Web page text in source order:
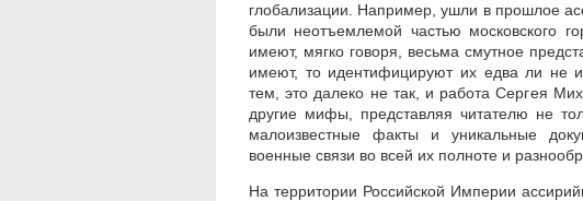
глобализации. Например, ушли в прошлое
были неотъемлемой частью московского
имеют, мягко говоря, весьма смутное
имеют, то идентифицируют их едва ли не
тем, это далеко не так, и работа Сергея
другие мифы, представляя читателю не
малоизвестные факты и уникальные
военные связи во всей их полноте и
На территории Российской Империи